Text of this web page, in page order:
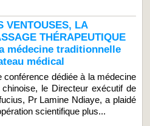
VENTOUSES, LA
THÉRAPEUTIQUE
médecine traditionnelle
médical
dédiée à la médecine
chinoise, le Directeur exécutif de
Pr Lamine Ndiaye, a plaidé
scientifique plus...